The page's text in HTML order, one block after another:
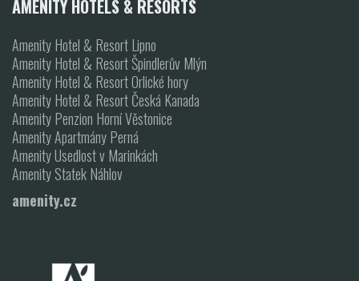
AMENITY HOTELS & RESORTS
Amenity Hotel & Resort Lipno
Amenity Hotel & Resort Špindlerův Mlýn
Amenity Hotel & Resort Orlické hory
Amenity Hotel & Resort Česká Kanada
Amenity Penzion Horní Věstonice
Amenity Apartmány Perná
Amenity Usedlost v Marinkách
Amenity Statek Náhlov
amenity.cz